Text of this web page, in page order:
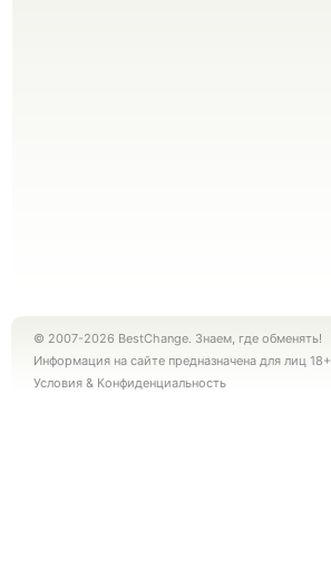
© 2007-2026 BestChange. Знаем, где обменять!
Информация на сайте предназначена для лиц 18+
Условия & Конфиденциальность